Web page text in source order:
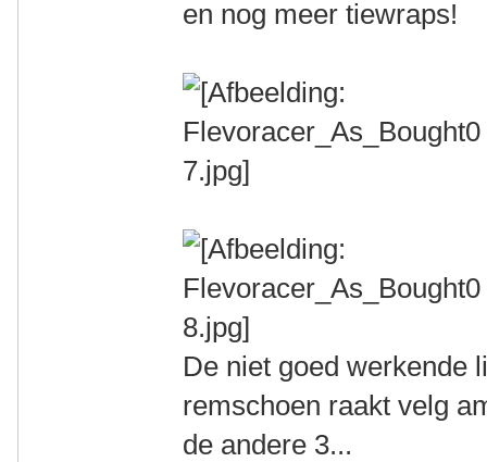
en nog meer tiewraps!
De niet goed werkende
remschoen raakt velg
de andere 3...